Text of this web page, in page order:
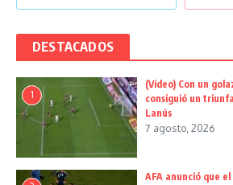
DESTACADOS
1
(Video) Con un
consiguió un
Lanús
7 agosto, 2026
AFA anunció que